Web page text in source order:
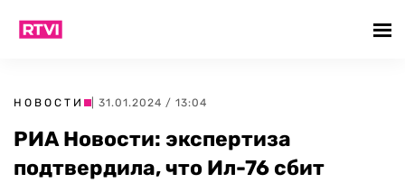
НОВОСТИ | 31.01.2024 / 13:04
РИА Новости: экспертиза
подтвердила, что Ил-76 сбит